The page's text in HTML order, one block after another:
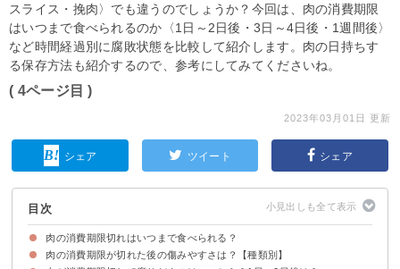
スライス・挽肉〉でも違うのでしょうか？今回は、肉の消費期限
はいつまで食べられるのか〈1日～2日後・3日～4日後・1週間後〉
など時間経過別に腐敗状態を比較して紹介します。肉の日持ちす
る保存方法も紹介するので、参考にしてみてくださいね。
( 4ページ目 )
2023年03月01日 更新
シェア ツイート シェア
目次
肉の消費期限切れはいつまで食べられる？
賞味期限・消費期限の定義
腐っていなければ食べられるが危険
肉の消費期限が切れた後の傷みやすさは？【種類別】